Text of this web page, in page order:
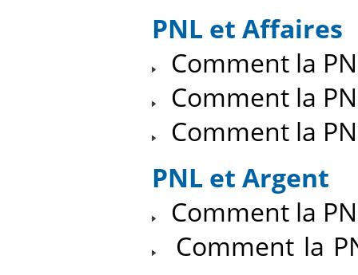
PNL et Affaires
Comment la
Comment la
Comment la
PNL et Argent
Comment la
Comment la